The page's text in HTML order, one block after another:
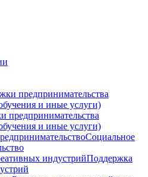
предпринимательства
и иные услуги)
Социальное
Поддержка